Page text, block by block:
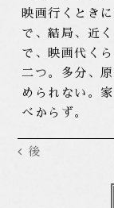
映画行くとき
で、結局、近
で、映画代く
二つ。多分、
められない。
べからず。
後